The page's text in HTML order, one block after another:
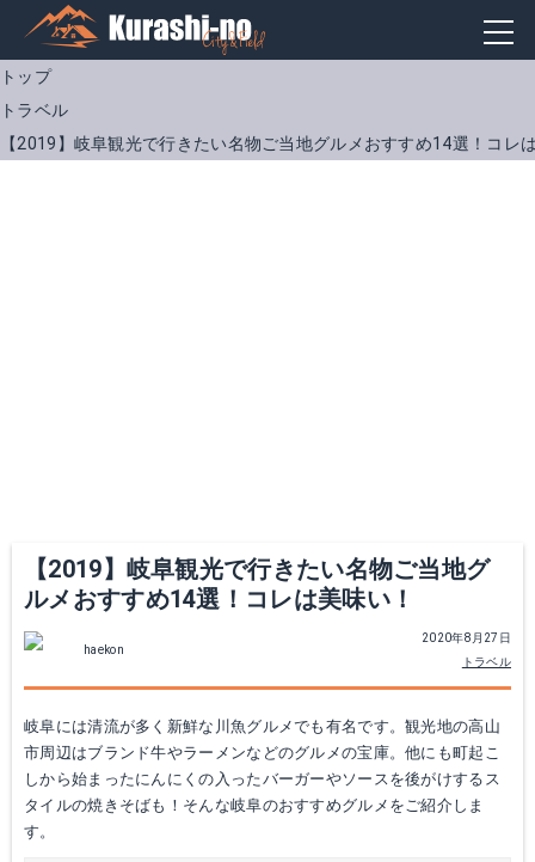
トップ
トラベル
【2019】岐阜観光で行きたい名物ご当地グルメおすすめ14選！コレ
【2019】岐阜観光で行きたい名物ご当地グ
ルメおすすめ14選！コレは美味い！
2020年8月27日
トラベル
haekon
岐阜には清流が多く新鮮な川魚グルメでも有名です。観光地の高山
市周辺はブランド牛やラーメンなどのグルメの宝庫。他にも町起こ
しから始まったにんにくの入ったバーガーやソースを後がけするス
タイルの焼きそばも！そんな岐阜のおすすめグルメをご紹介しま
す。